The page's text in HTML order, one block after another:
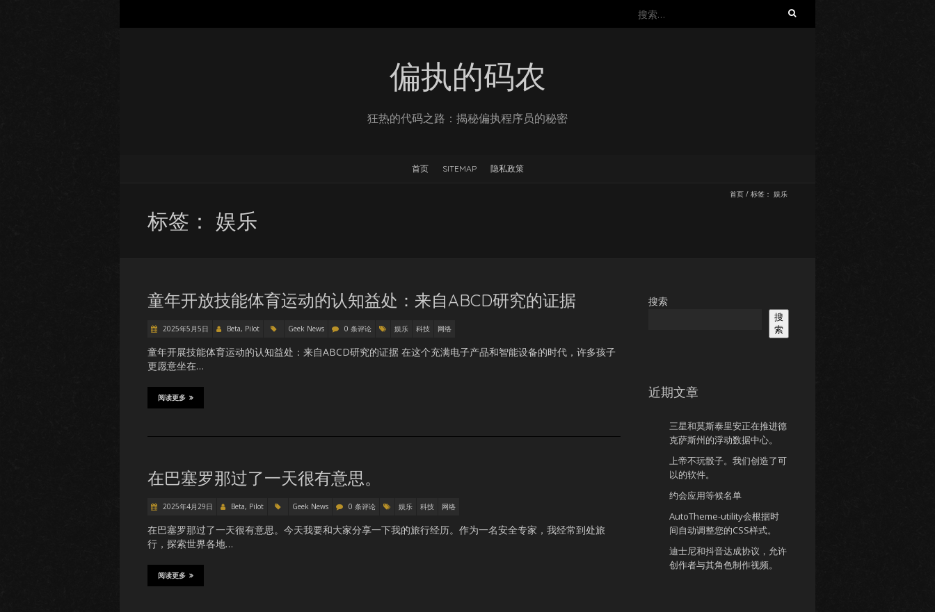
搜
偏执的码农
狂热的代码之路：揭秘偏执程序员的秘密
首页 SITEMAP 隐私政策
首页 / 标签： 娱乐
标签： 娱乐
童年开放技能体育运动的认知益处：来自ABCD研究的证据
2025年5月5日 Beta, Pilot Geek News 0 条评论 娱乐 科技 网络
童年开展技能体育运动的认知益处：来自ABCD研究的证据 在这个充满电子产品和智能设备的时代，许多孩子
更愿意坐在…
阅读更多
在巴塞罗那过了一天很有意思。
2025年4月29日 Beta, Pilot Geek News 0 条评论 娱乐 科技 网络
在巴塞罗那过了一天很有意思。今天我要和大家分享一下我的旅行经历。作为一名安全专家，我经常到处旅
行，探索世界各地…
阅读更多
搜索
搜
索
近期文章
三星和莫斯泰里安正在推进德
克萨斯州的浮动数据中心。
上帝不玩骰子。我们创造了可
以的软件。
约会应用等候名单
AutoTheme-utility会根据时
间自动调整您的CSS样式。
迪士尼和抖音达成协议，允许
创作者与其角色制作视频。